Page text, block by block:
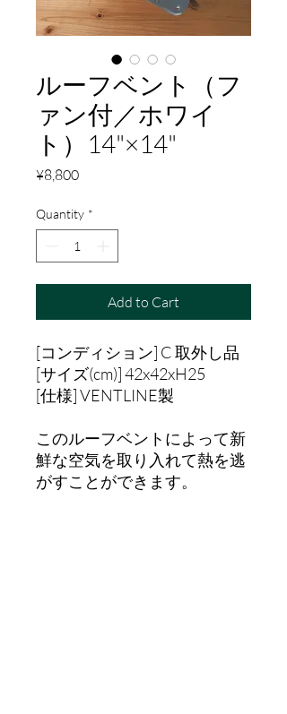
ルーフベント（フ
ァン付／ホワイ
ト）14"×14"
¥8,800Price
Quantity *
Add to Cart
[コンディション] C 取外し品
[サイズ(cm)] 42x42xH25
[仕様] VENTLINE製
このルーフベントによって新
鮮な空気を取り入れて熱を逃
がすことができます。